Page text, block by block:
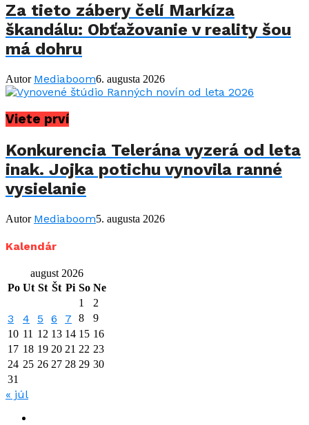
Za tieto zábery čelí Markíza
škandálu: Obťažovanie v reality šou
má dohru
Autor Mediaboom6. augusta 2026
Viete prví
Konkurencia Telerána vyzerá od leta
inak. Jojka potichu vynovila ranné
vysielanie
Autor Mediaboom5. augusta 2026
Kalendár
august 2026
Po Ut St Št Pi So Ne
1
2
3 4 5 6 7 8
9
10 11 12 13 14 15 16
17 18 19 20 21 22 23
24 25 26 27 28 29 30
31
« júl